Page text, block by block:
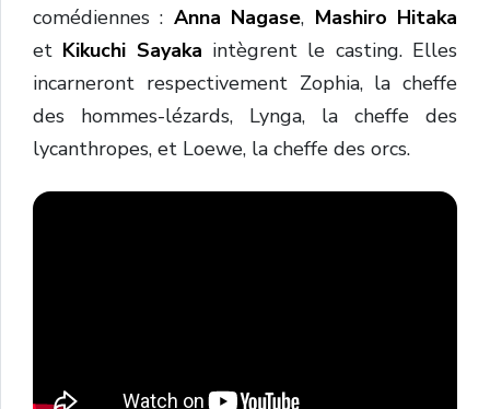
comédiennes : Anna Nagase, Mashiro Hitaka
et Kikuchi Sayaka intègrent le casting. Elles
incarneront respectivement Zophia, la cheffe
des hommes-lézards, Lynga, la cheffe des
lycanthropes, et Loewe, la cheffe des orcs.